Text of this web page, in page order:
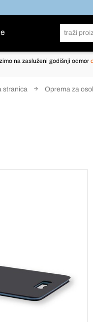
na zasluženi godišnji odmor
stranica Oprema za